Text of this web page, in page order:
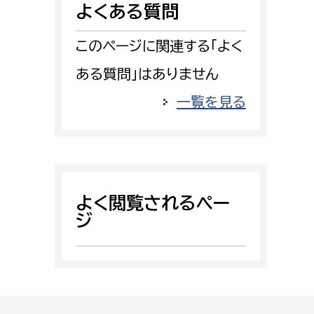
消防課
警防第1課
よくある質問
このページに関連する「よく
ある質問」はありません
一覧を見る
よく閲覧されるペー
ジ